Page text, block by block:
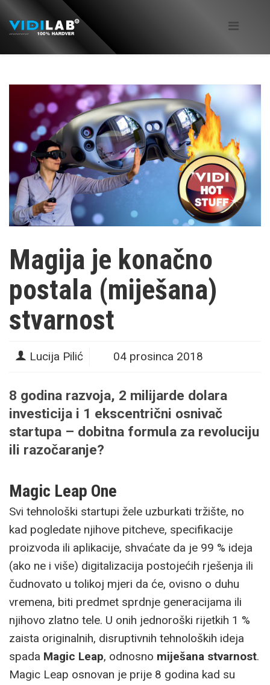
Magija je konačno
postala (miješana)
stvarnost
Lucija Pilić 04 prosinca 2018
8 godina razvoja, 2 milijarde dolara
investicija i 1 ekscentrični osnivač
startupa – dobitna formula za revoluciju
ili razočaranje?
Magic Leap One
Svi tehnološki startupi žele uzburkati tržište, no
kad pogledate njihove pitcheve, specifikacije
proizvoda ili aplikacije, shvaćate da je 99 % ideja
(ako ne i više) digitalizacija postojećih rješenja ili
čudnovato u tolikoj mjeri da će, ovisno o duhu
vremena, biti predmet sprdnje generacijama ili
njihovo zlatno tele. U onih jednoroški rijetkih 1 %
zaista originalnih, disruptivnih tehnoloških ideja
spada Magic Leap, odnosno miješana stvarnost.
Magic Leap osnovan je prije 8 godina kad su